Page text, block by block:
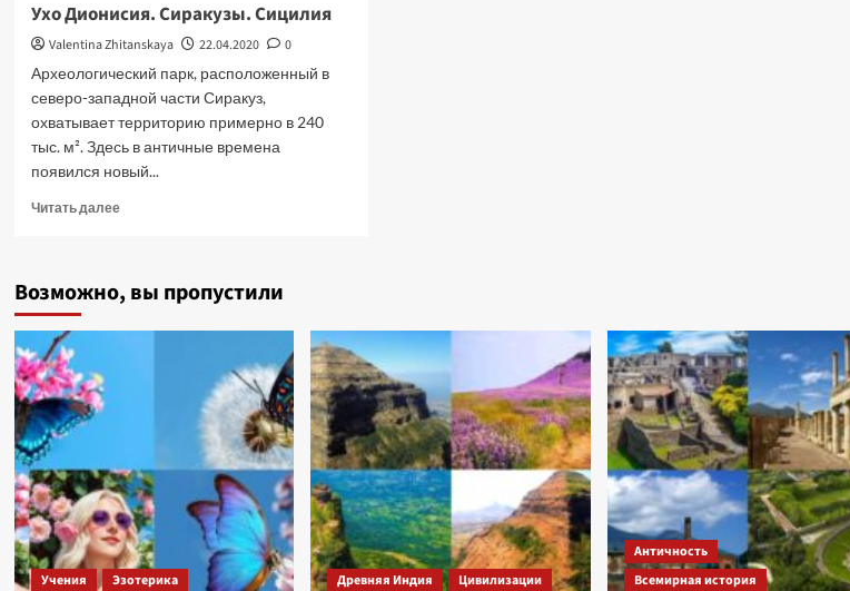
Ухо Дионисия. Сиракузы. Сицилия
Valentina Zhitanskaya 22.04.2020
0
Археологический парк, расположенный в
северо-западной части Сиракуз,
охватывает территорию примерно в 240
тыс. м². Здесь в античные времена
появился новый...
Читать далееПрочитать
Дионисия.
Сицилия
Возможно, вы пропустили
Учения Эзотерика Древняя Индия Цивилизации
Античность
Всемирная история